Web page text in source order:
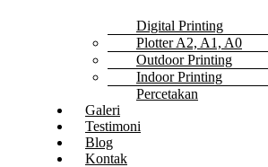
Digital Printing
Plotter A2, A1, A0
Outdoor Printing
Indoor Printing
Percetakan
Galeri
Testimoni
Blog
Kontak